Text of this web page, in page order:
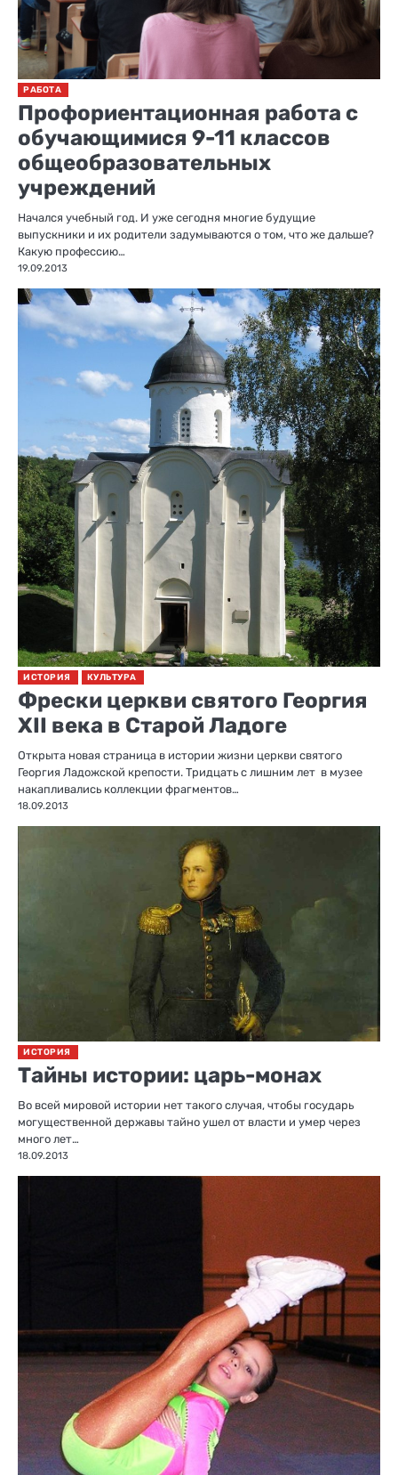
РАБОТА
Профориентационная работа с
обучающимися 9-11 классов
общеобразовательных
учреждений
Начался учебный год. И уже сегодня многие будущие
выпускники и их родители задумываются о том, что же дальше?
Какую профессию…
19.09.2013
ИСТОРИЯ КУЛЬТУРА
Фрески церкви святого Георгия
XII века в Старой Ладоге
Открыта новая страница в истории жизни церкви святого
Георгия Ладожской крепости. Тридцать с лишним лет в музее
накапливались коллекции фрагментов…
18.09.2013
ИСТОРИЯ
Тайны истории: царь-монах
Во всей мировой истории нет такого случая, чтобы государь
могущественной державы тайно ушел от власти и умер через
много лет…
18.09.2013